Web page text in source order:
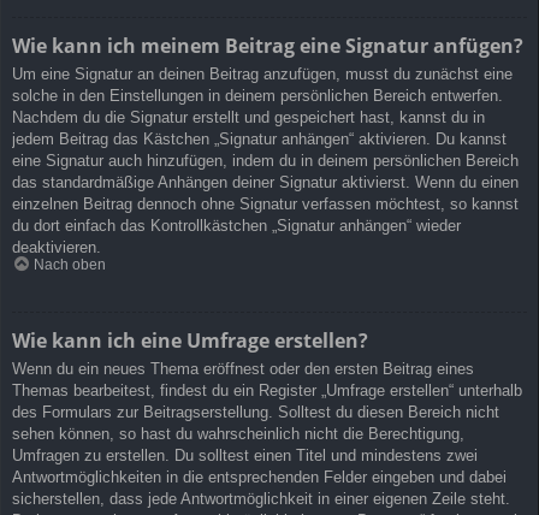
Wie kann ich meinem Beitrag eine Signatur anfügen?
Um eine Signatur an deinen Beitrag anzufügen, musst du zunächst eine
solche in den Einstellungen in deinem persönlichen Bereich entwerfen.
Nachdem du die Signatur erstellt und gespeichert hast, kannst du in
jedem Beitrag das Kästchen „Signatur anhängen“ aktivieren. Du kannst
eine Signatur auch hinzufügen, indem du in deinem persönlichen Bereich
das standardmäßige Anhängen deiner Signatur aktivierst. Wenn du einen
einzelnen Beitrag dennoch ohne Signatur verfassen möchtest, so kannst
du dort einfach das Kontrollkästchen „Signatur anhängen“ wieder
deaktivieren.
Nach oben
Wie kann ich eine Umfrage erstellen?
Wenn du ein neues Thema eröffnest oder den ersten Beitrag eines
Themas bearbeitest, findest du ein Register „Umfrage erstellen“ unterhalb
des Formulars zur Beitragserstellung. Solltest du diesen Bereich nicht
sehen können, so hast du wahrscheinlich nicht die Berechtigung,
Umfragen zu erstellen. Du solltest einen Titel und mindestens zwei
Antwortmöglichkeiten in die entsprechenden Felder eingeben und dabei
sicherstellen, dass jede Antwortmöglichkeit in einer eigenen Zeile steht.